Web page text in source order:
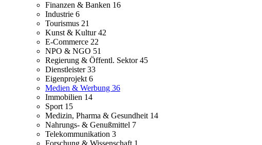
Finanzen & Banken 16
Industrie 6
Tourismus 21
Kunst & Kultur42
E-Commerce 22
NPO & NGO 51
Regierung & Öffentl. Sektor45
Dienstleister33
Eigenprojekt 6
Medien & Werbung 36
Immobilien 14
Sport 15
Medizin, Pharma & Gesundheit 14
Nahrungs- & Genußmittel 7
Telekommunikation 3